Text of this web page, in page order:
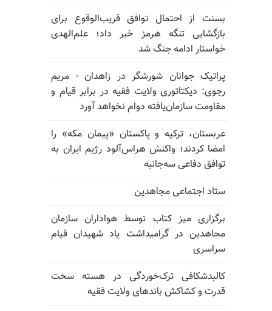
بسنت از احتمال توافق قریب‌الوقوع برای
بازگشایی تنگه هرمز خبر داد؛ علم‌الهدی
خواستار ادامه جنگ شد
پراتیک جوانان شورشگر در زاهدان - مریم
رجوی: دیکتاتوری ولایت فقیه در برابر قیام و
مقاومت سازمان‌یافته دوام نخواهد آورد
عربستان، ترکیه و پاکستان «پیمان مکه» را
امضا کردند؛ واکنش هراس‌آلود رژیم ایران به
توافق دفاعی سه‌جانبه
ستاد اجتماعی مجاهدین
برگزاری میز کتاب توسط هواداران سازمان
مجاهدین در گرامیداشت یاد شهیدان قیام
سراسری
کالبدشکافی ترک‌خوردگی در هسته سخت
قدرت و کشاکش باندهای ولایت فقیه